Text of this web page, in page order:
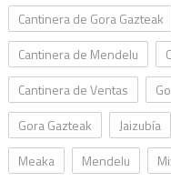
Cantinera de Gora Gazteak
Cantinera de Mendelu
Cantinera de Ventas
Gora Gazteak
Jaizubía
Meaka
Mendelu